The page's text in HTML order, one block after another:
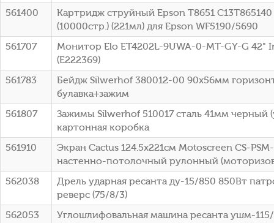
561400
Картридж струйный Epson T8651
(10000стр.) (221мл) для Epson WF5190/5690
561707
Монитор Elo ET4202L-9UWA-0-MT-GY-G 42"
(E222369)
561783
Бейдж Silwerhof 380012-00 90х56мм
булавка+зажим
561807
Зажимы Silwerhof 510017 сталь 41мм черный
картонная коробка
561910
Экран Cactus 124.5x221см Motoscreen CS-PSM-
настенно-потолочный рулонный
562038
Дрель ударная ресанта ду-15/850 850Вт
реверс (75/8/3)
562053
Углошлифовальная машина ресанта ушм-